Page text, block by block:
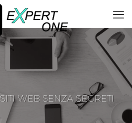
WEB SENZA SEGRETI